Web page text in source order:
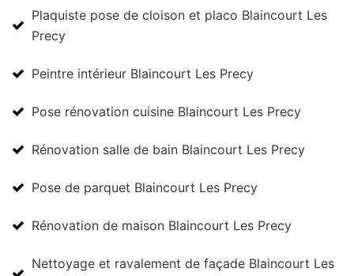
Plaquiste pose de cloison et placo Blaincourt Les
Precy
Peintre intérieur Blaincourt Les Precy
Pose rénovation cuisine Blaincourt Les Precy
Rénovation salle de bain Blaincourt Les Precy
Pose de parquet Blaincourt Les Precy
Rénovation de maison Blaincourt Les Precy
Nettoyage et ravalement de façade Blaincourt Les